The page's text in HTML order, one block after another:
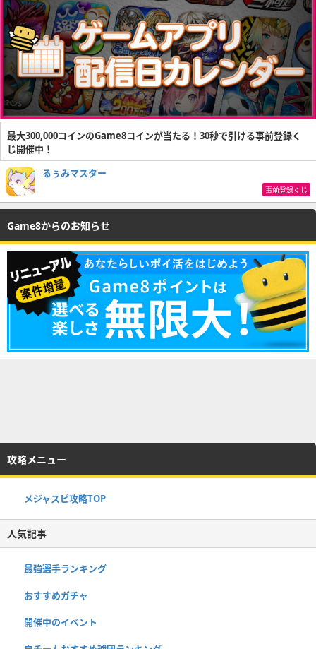
最大300,000コインのGame8コインが当たる！30秒で引ける事前登録く
じ開催中！
るぅみマスター
事前登録くじ
Game8からのお知らせ
攻略メニュー
メジャスピ攻略TOP
人気記事
最強選手ランキング
おすすめガチャ
開催中のイベント